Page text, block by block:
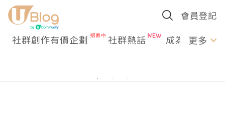
會員登記
社群創作有價企劃 社群熱話 成為U更多